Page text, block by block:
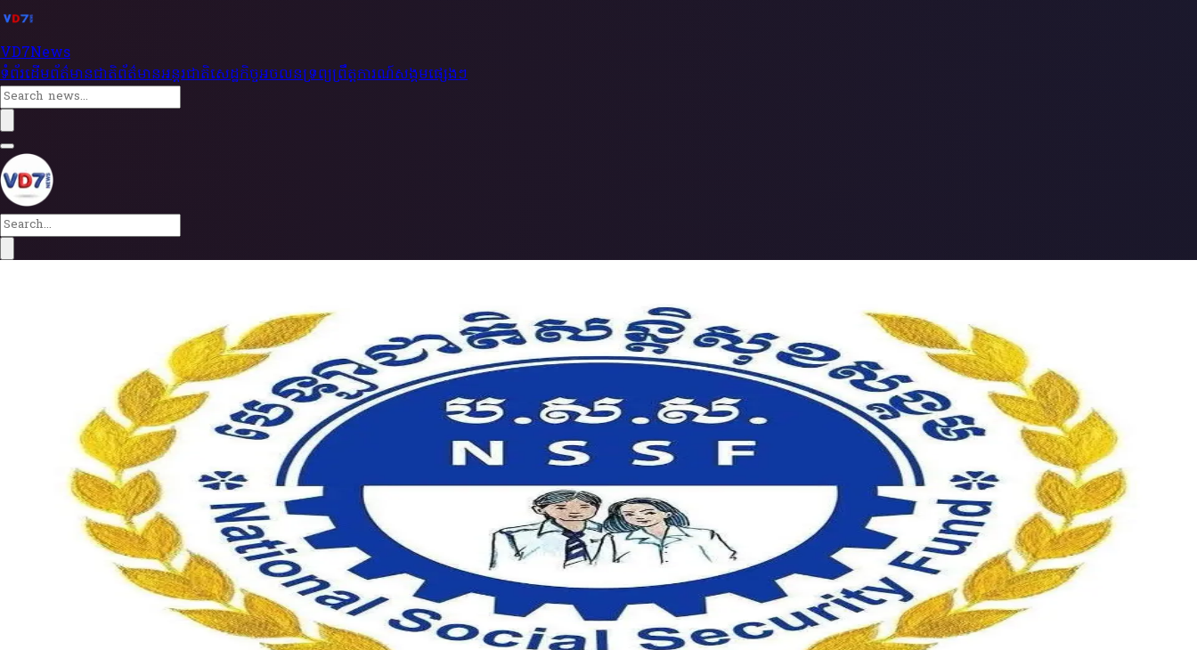
VD7News
ទំព័រដើមព័ត៌មានជាតិព័ត៌មានអន្តរជាតិសេដ្ឋកិច្ចអចលនទ្រព្យព្រឹត្តការណ៍សង្គមផ្សេងៗ
ចាប់ជនល្មើស៤នាក់ ដែលសម្លាប់ជនរងគ្រោះ២នាក់ ភេទទី៣ តៃកុងឡានតាក់សុី កប់ដីនៅខណ្ឌច្បារអំពៅ ជាករណីចាប់ជំរិតទារប្រាក់
(ភ្នំពេញ)៖ ជនល្មើស៤នាក់ មានជនជាតិចិន២នាក់ ត្រូវបានកម្លាំងនគរបាលការិយាល័យព្រហ្មទណ្ឌកំរិតស្រ...
2 ខែមុន•admin
អីក៏សាហាវព្រៃផ្សៃម្លេះសម្លា-ប់-មនុស្សហេីយរុំជិតហៅតាក់សុីដឹកចេញ
អីក៏សាហាវព្រៃផ្សៃម្លេះសម្លា-ប់-មនុស្សហេីយរុំជិតហៅតាក់សុីដឹកចេញពីច្បារអំពៅយកទៅដល់ផ្លូវជាតិល...
5 ខែមុន•admin
មន្ទីរព័ត៌មានខេត្ត នឹងដាក់ឲ្យពិគ្រោះថ្លៃ ដើម្បីផ្គត់ផ្គង់នូវ សម្ភារៈសម្រាប់ឆ្នាំ២០២៦
ព្រះសីហនុ+ ក្រុមលទ្ធកម្មនៃមន្ទីរព័ត៌មានខេត្ត សេចក្តីជូនដំណឹងស្តីពីការអញ្ជើញចូលរួមពិគ្រោះថ្...